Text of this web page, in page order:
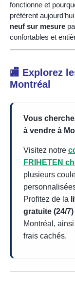
fonctionne et
préfèrent
neuf sur mesure
confortables et
🏬 Explorez
Montréal
Vous
à vendre à
Visitez notre
FRIHETEN
plusieurs
Profitez de la
gratuite (24/7)
Montréal,
frais cachés.